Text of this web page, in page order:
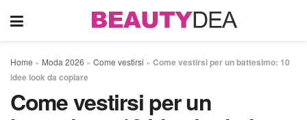
Home » Moda 2026 » Come vestirsi » Come vestirsi per un battesimo: 10
idee look da copiare
Come vestirsi per un